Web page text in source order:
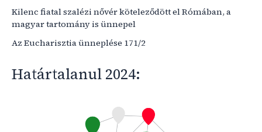
Kilenc fiatal szalézi nővér köteleződött el Rómában, a
magyar tartomány is ünnepel
Az Eucharisztia ünneplése 171/2
Határtalanul 2024: